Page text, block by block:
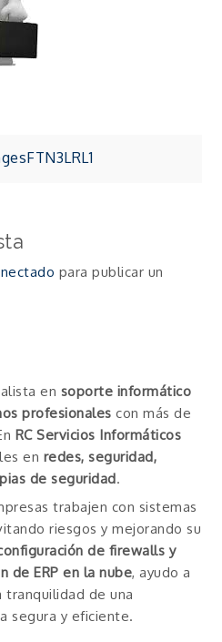
para publicar un
en soporte informático
profesionales con más de
RC Servicios Informáticos
en redes, seguridad,
de seguridad.
trabajen con sistemas
riesgos y mejorando su
de firewalls y
de ERP en la nube, ayudo a
de una
segura y eficiente.